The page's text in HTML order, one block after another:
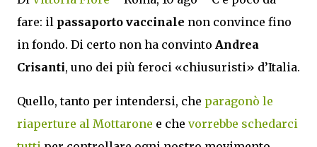
fare: il passaporto vaccinale non convince fino
in fondo. Di certo non ha convinto Andrea
Crisanti, uno dei più feroci «chiusuristi» d’Italia.
Quello, tanto per intendersi, che paragonò le
riaperture al Mottarone e che vorrebbe schedarci